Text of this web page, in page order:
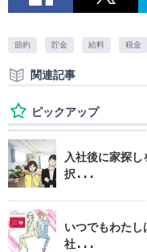
節約 貯金 給料 税金
関連記事
ピックアップ
入社後に家探
択...
いつでもわた
社...